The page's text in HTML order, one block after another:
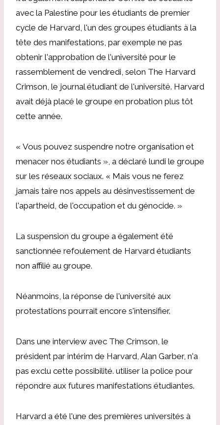
avec la Palestine pour les étudiants de premier
cycle de Harvard l'un des groupes étudiants à la
tête des manifestations, par exemple ne pas
obtenir l'approbation de l'université pour le
rassemblement de vendredi, selon The Harvard
Crimson, le journal étudiant de l'université. Harvard
avait déjà placé le groupe en probation plus tôt
cette année.
« Vous pouvez suspendre notre organisation et
menacer nos étudiants », a déclaré lundi le groupe
sur les réseaux sociaux. « Mais vous ne ferez
jamais taire nos appels au désinvestissement de
l'apartheid, de l'occupation et du génocide. »
La suspension du groupe a également été
sanctionnée refoulement de Harvard étudiants
non affilié au groupe.
Néanmoins, la réponse de l'université aux
protestations pourrait encore s'intensifier.
Dans une interview avec The Crimson, le
président par intérim de Harvard, Alan Garber, n'a
pas exclu cette possibilité. utiliser la police pour
répondre aux futures manifestations étudiantes.
Harvard a été l'une des premières universités à